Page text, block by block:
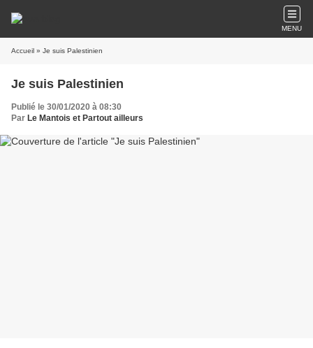
MENU
Accueil » Je suis Palestinien
Je suis Palestinien
Publié le 30/01/2020 à 08:30
Par Le Mantois et Partout ailleurs